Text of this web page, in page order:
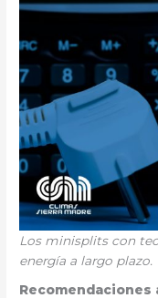
Los minisplits con
energía a largo plazo.
Recomendaciones